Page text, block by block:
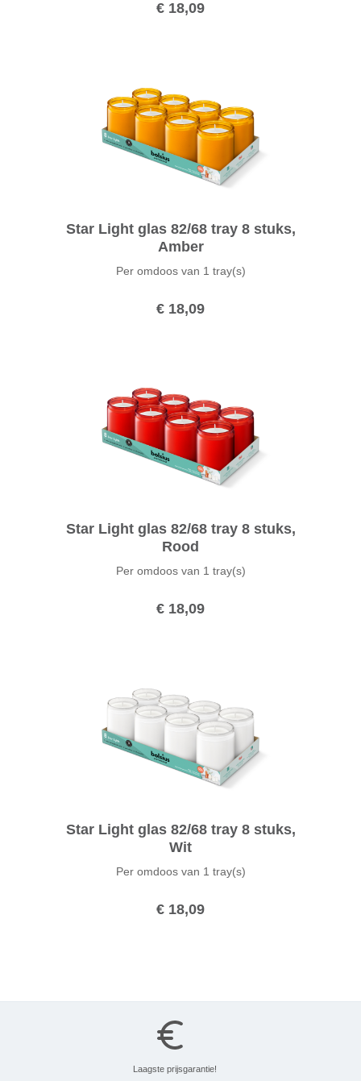
€ 18,09
Star Light glas 82/68 tray 8 stuks,
Amber
Per omdoos van 1 tray(s)
€ 18,09
Star Light glas 82/68 tray 8 stuks,
Rood
Per omdoos van 1 tray(s)
€ 18,09
Star Light glas 82/68 tray 8 stuks,
Wit
Per omdoos van 1 tray(s)
€ 18,09
Laagste prijsgarantie!